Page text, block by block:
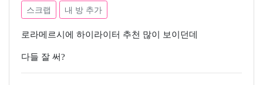
스크랩 내 방 추가
로라메르시에 하이라이터 추천 많이 보이던데
다들 잘 써?